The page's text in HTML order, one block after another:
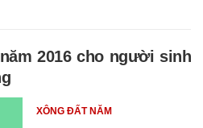
2016 cho người sinh
XÔNG ĐẤT NĂM